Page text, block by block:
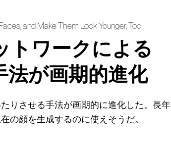
and Make Them Look Younger, Too
トワークによる
法が画期的進化
りさせる手法が画期的に進化した。長年
の顔を生成するのに使えそうだ。